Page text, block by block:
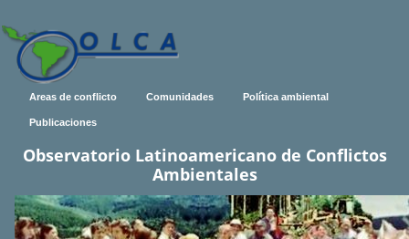
Areas de conflicto Comunidades Política ambiental
Publicaciones
Observatorio Latinoamericano de Conflictos
Ambientales